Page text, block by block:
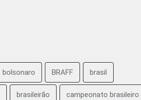
bolsonaro BRAFF brasil
brasileirão campeonato brasileiro